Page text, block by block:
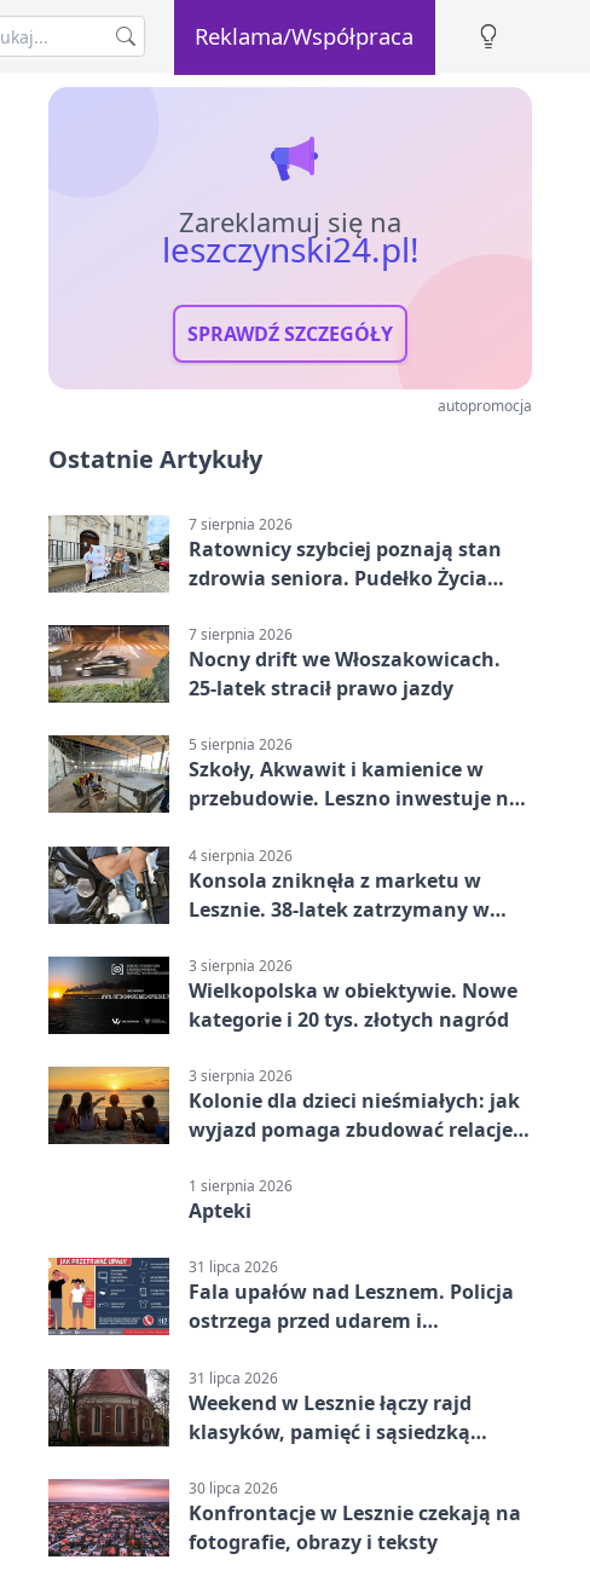
Reklama/Współpraca
Zareklamuj się na
leszczynski24.pl!
SPRAWDŹ SZCZEGÓŁY
autopromocja
Ostatnie Artykuły
7 sierpnia 2026
Ratownicy szybciej poznają stan
zdrowia seniora. Pudełko Życia
7 sierpnia 2026
Nocny drift we Włoszakowicach.
25-latek stracił prawo jazdy
5 sierpnia 2026
Szkoły, Akwawit i kamienice w
przebudowie. Leszno inwestuje na
4 sierpnia 2026
Konsola zniknęła z marketu w
Lesznie. 38-latek zatrzymany w
3 sierpnia 2026
Wielkopolska w obiektywie. Nowe
kategorie i 20 tys. złotych nagród
3 sierpnia 2026
Kolonie dla dzieci nieśmiałych: jak
wyjazd pomaga zbudować relacje z
1 sierpnia 2026
Apteki
31 lipca 2026
Fala upałów nad Lesznem. Policja
ostrzega przed udarem i
31 lipca 2026
Weekend w Lesznie łączy rajd
klasyków, pamięć i sąsiedzką
30 lipca 2026
Konfrontacje w Lesznie czekają na
fotografie, obrazy i teksty